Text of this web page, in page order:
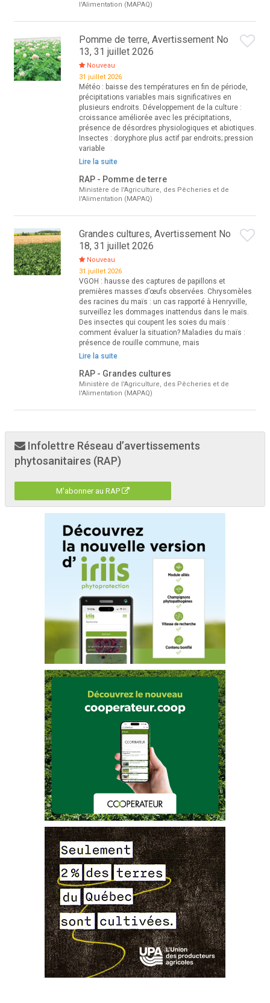
l'Alimentation (MAPAQ)
Pomme de terre, Avertissement No
13, 31 juillet 2026
Nouveau
31 juillet 2026
Météo : baisse des températures en fin de période,
précipitations variables mais significatives en
plusieurs endroits. Développement de la culture :
croissance améliorée avec les précipitations,
présence de désordres physiologiques et abiotiques.
Insectes : doryphore plus actif par endroits; pression
variable
Lire la suite
RAP - Pomme de terre
Ministère de l'Agriculture, des Pêcheries et de
l'Alimentation (MAPAQ)
Grandes cultures, Avertissement No
18, 31 juillet 2026
Nouveau
31 juillet 2026
VGOH : hausse des captures de papillons et
premières masses d’œufs observées. Chrysomèles
des racines du maïs : un cas rapporté à Henryville,
surveillez les dommages inattendus dans le maïs.
Des insectes qui coupent les soies du maïs :
comment évaluer la situation? Maladies du maïs :
présence de rouille commune, mais
Lire la suite
RAP - Grandes cultures
Ministère de l'Agriculture, des Pêcheries et de
l'Alimentation (MAPAQ)
Infolettre Réseau d’avertissements
phytosanitaires (RAP)
M'abonner au RAP